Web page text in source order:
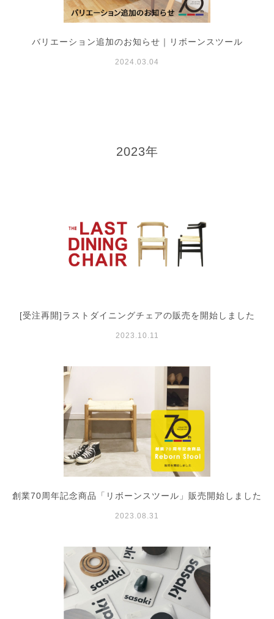
バリエーション追加のお知らせ｜リボーンスツール
2024.03.04
2023年
[受注再開]ラストダイニングチェアの販売を開始しました
2023.10.11
創業70周年記念商品「リボーンスツール」販売開始しました
2023.08.31